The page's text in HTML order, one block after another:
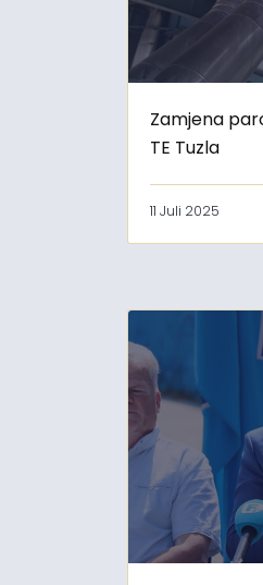
Zamjena
TE Tuzla
11 Juli 2025